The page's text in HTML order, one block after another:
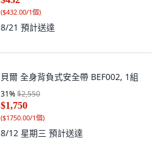
($432.00/1個)
8/21 預計送達
貝爾 全身背負式安全帶 BEF002, 1組
31%$2,550
$1,750
($1750.00/1個)
8/12 星期三 預計送達